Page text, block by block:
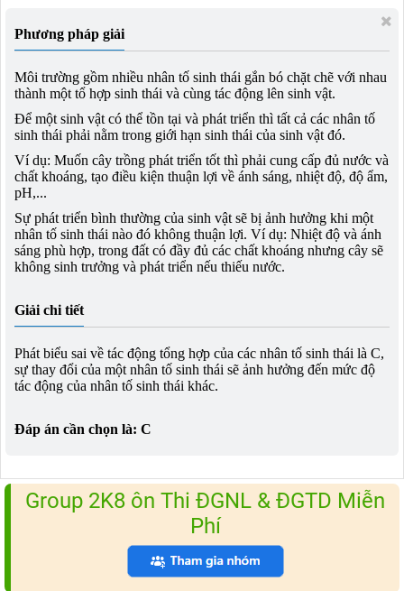
Phương pháp giải
Môi trường gồm nhiều nhân tố sinh thái gắn bó chặt chẽ với nhau
thành một tổ hợp sinh thái và cùng tác động lên sinh vật.
Để một sinh vật có thể tồn tại và phát triển thì tất cả các nhân tố
sinh thái phải nằm trong giới hạn sinh thái của sinh vật đó.
Ví dụ: Muốn cây trồng phát triển tốt thì phải cung cấp đủ nước và
chất khoáng, tạo điều kiện thuận lợi về ánh sáng, nhiệt độ, độ ẩm,
pH,...
Sự phát triển bình thường của sinh vật sẽ bị ảnh hưởng khi một
nhân tố sinh thái nào đó không thuận lợi. Ví dụ: Nhiệt độ và ánh
sáng phù hợp, trong đất có đầy đủ các chất khoáng nhưng cây sẽ
không sinh trưởng và phát triển nếu thiếu nước.
Giải chi tiết
Phát biểu sai về tác động tổng hợp của các nhân tố sinh thái là C,
sự thay đổi của một nhân tố sinh thái sẽ ảnh hưởng đến mức độ
tác động của nhân tố sinh thái khác.
Đáp án cần chọn là: C
Group 2K8 ôn Thi ĐGNL & ĐGTD Miễn
Phí